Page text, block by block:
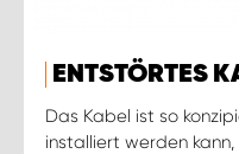
ENTSTÖRTES
Das Kabel ist so
installiert werden